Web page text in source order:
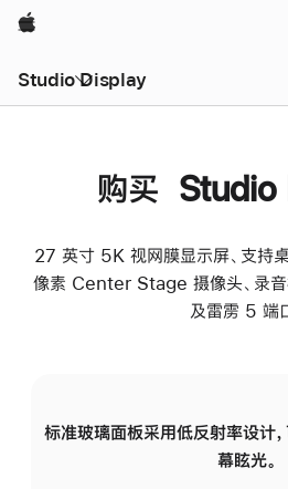
Apple
Studio Display
购买 Studio
27 英寸 5K 视网膜显示屏、支持
像素 Center Stage 摄像头、录音
及雷雳 5 端
标准玻璃面板采用低反射率设计
幕眩光。